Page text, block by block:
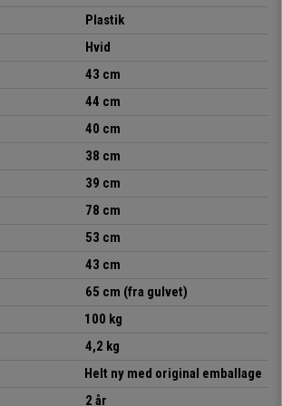
fås den i flere farver, så du kan vælge den, der
er en stabelbar model med armlæn
kun kan få på kontorstolepro.dk
ryglænsstruktur
Plastik
Hvid
43 cm
44 cm
40 cm
38 cm
39 cm
78 cm
53 cm
43 cm
65 cm (fra gulvet)
100 kg
4,2 kg
Helt ny med original emballage
2 år